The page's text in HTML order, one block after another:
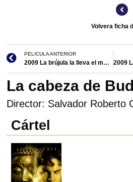
Volvera ficha
PELICULA ANTERIOR
2009 La brújula la lleva el muerto
La cabeza de
Director: Salvador Roberto
Cártel